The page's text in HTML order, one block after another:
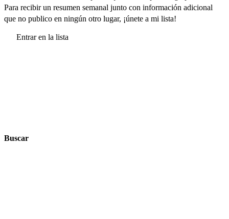
Para recibir un resumen semanal junto con información adicional
que no publico en ningún otro lugar, ¡únete a mi lista!
Entrar en la lista
Buscar